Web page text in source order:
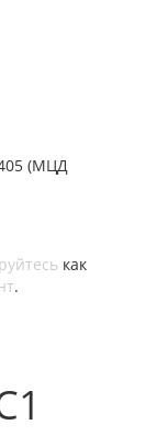
(МЦД
как
.